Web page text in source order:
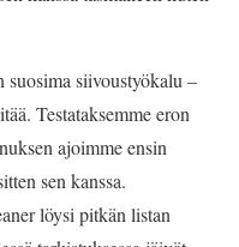
suosima siivoustyökalu –
Testataksemme eron
ajoimme ensin
sen kanssa.
löysi pitkän listan